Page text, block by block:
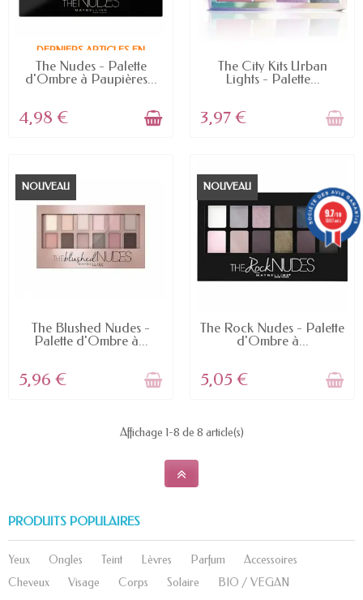
DERNIERS ARTICLES EN
STOCK
The Nudes - Palette
d'Ombre à Paupières...
4,98 €
RUPTURE DE STOCK
The City Kits Urban
Lights - Palette...
3,97 €
NOUVEAU
RUPTURE DE STOCK
The Blushed Nudes -
Palette d'Ombre à...
5,96 €
NOUVEAU
RUPTURE DE STOCK
The Rock Nudes - Palette
d'Ombre à...
5,05 €
Affichage 1-8 de 8 article(s)
PRODUITS POPULAIRES
Yeux Ongles Teint Lèvres Parfum
Accessoires
Cheveux
Visage Corps Solaire BIO / VEGAN
9.7/10
5887 avis